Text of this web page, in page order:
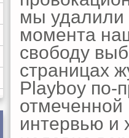
мы удалили
момента
свободу
страницах
Playboy по-
отмеченной
интервью и